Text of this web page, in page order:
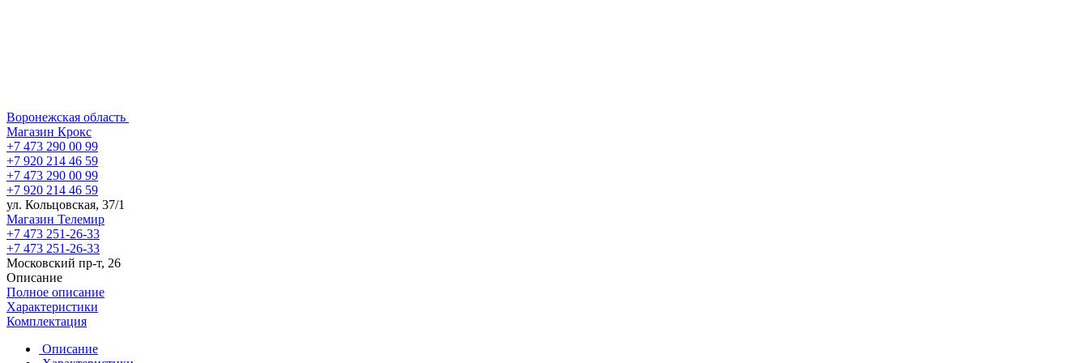
Воронежская область
Магазин Крокс
+7 473 290 00 99
+7 920 214 46 59
+7 473 290 00 99
+7 920 214 46 59
ул. Кольцовская, 37/1
Магазин Телемир
+7 473 251-26-33
+7 473 251-26-33
Московский пр-т, 26
Описание
Полное описание
Характеристики
Комплектация
Описание